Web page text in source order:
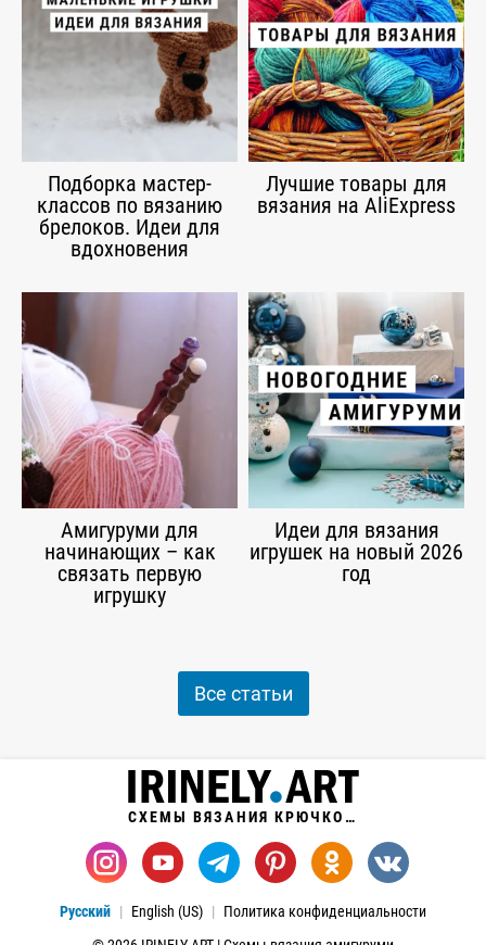
Подборка мастер-
классов по вязанию
брелоков. Идеи для
вдохновения
Лучшие товары для
вязания на AliExpress
Амигуруми для
начинающих – как
связать первую
игрушку
Идеи для вязания
игрушек на новый 2026
год
Все статьи
СХЕМЫ ВЯЗАНИЯ КРЮЧКОМ
Русский English (US)
Политика конфиденциальности